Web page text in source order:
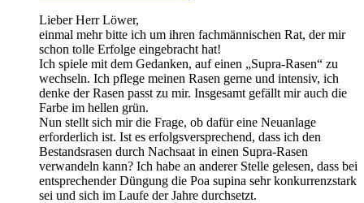
Lieber Herr Löwer,
einmal mehr bitte ich um ihren fachmännischen Rat, der mir
schon tolle Erfolge eingebracht hat!
Ich spiele mit dem Gedanken, auf einen „Supra-Rasen“ zu
wechseln. Ich pflege meinen Rasen gerne und intensiv, ich
denke der Rasen passt zu mir. Insgesamt gefällt mir auch die
Farbe im hellen grün.
Nun stellt sich mir die Frage, ob dafür eine Neuanlage
erforderlich ist. Ist es erfolgsversprechend, dass ich den
Bestandsrasen durch Nachsaat in einen Supra-Rasen
verwandeln kann? Ich habe an anderer Stelle gelesen, dass bei
entsprechender Düngung die Poa supina sehr konkurrenzstark
sei und sich im Laufe der Jahre durchsetzt.